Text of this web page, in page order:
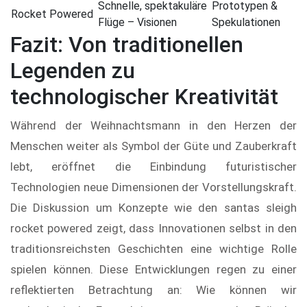
Rocket Powered
Schnelle, spektakuläre
Flüge – Visionen
Prototypen &
Spekulationen
Fazit: Von traditionellen
Legenden zu
technologischer Kreativität
Während der Weihnachtsmann in den Herzen der
Menschen weiter als Symbol der Güte und Zauberkraft
lebt, eröffnet die Einbindung futuristischer
Technologien neue Dimensionen der Vorstellungskraft.
Die Diskussion um Konzepte wie den santas sleigh
rocket powered zeigt, dass Innovationen selbst in den
traditionsreichsten Geschichten eine wichtige Rolle
spielen können. Diese Entwicklungen regen zu einer
reflektierten Betrachtung an: Wie können wir